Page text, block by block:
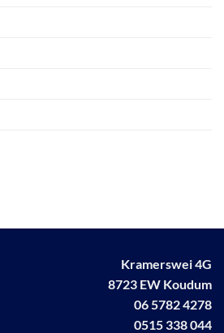
Kramerswei 4G
8723 EW Koudum
06 5782 4278
0515 338 044